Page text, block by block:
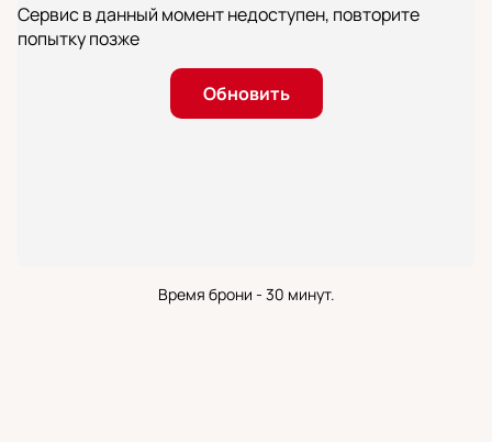
Сервис в данный момент недоступен, повторите
попытку позже
Обновить
Время брони - 30 минут.